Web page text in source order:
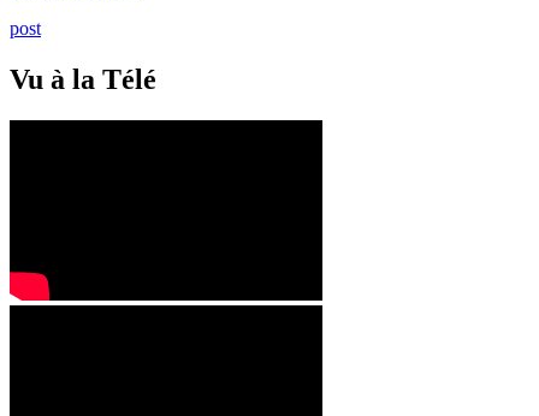
post
Vu à la Télé